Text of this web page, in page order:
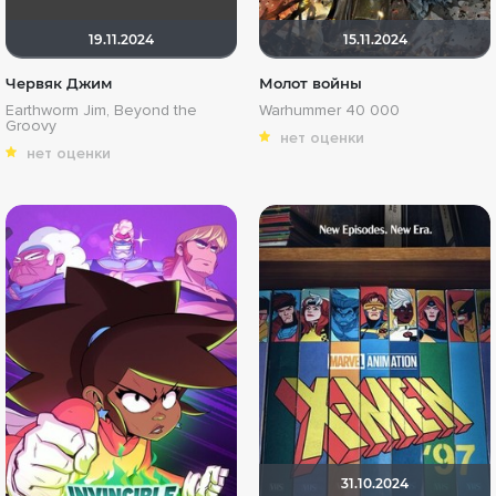
19.11.2024
Червяк Джим
Earthworm Jim, Beyond the
Groovy
нет оценки
15.11.2024
Молот войны
Warhummer 40 000
нет оценки
31.10.2024